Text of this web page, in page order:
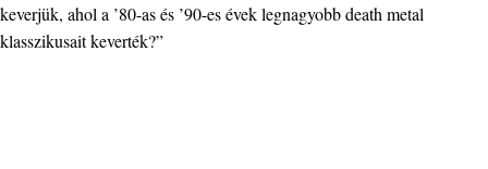
keverjük, ahol a ’80-as és ’90-es évek legnagyobb death metal
klasszikusait keverték?”